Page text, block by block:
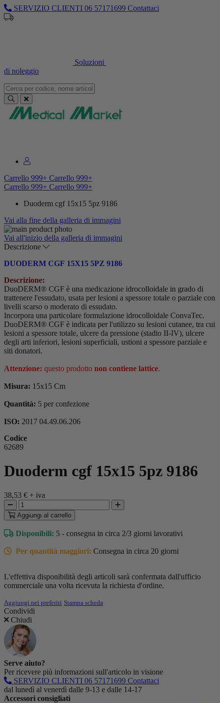
SERVIZIO CLIENTI 06 57171699 Contattaci
Soluzioni
di noleggio
Carrello 999+ Carrello 999+
Carrello 999+ Carrello 999+
Duoderm cgf 15x15 5pz 9186
Vai alla fine della galleria di immagini
Vai all'inizio della galleria di immagini
Descrizione
DUODERM CGF 15X15 5PZ 9186
Descrizione:
DuoDERM® CGF è una medicazione idrocolloidale in grado di
trattenere l'essudato, usata per lesioni a spessore totale o parziale con
livelli scarso o moderato di essudato.
Incorpora una particolare formulazione idrocolloidale ConvaTec.
DuoDERM® CGF è indicata per l'utilizzo su lesioni cutanee, tra cui
lesioni a spessore totale, ulcere da pressione (stadio II-IV), ulcere
degli arti inferiori, lesioni superficiali, ustioni a spessore parziale e
siti donatori.
Attenzione: questo prodotto non contiene lattice.
Misura: 15x15 Cm
Quantità: 5 per confezione
ISO: 2017 04.49.06.206
Codice
62689
Duoderm cgf 15x15 5pz 9186
38,53 € + iva
Aggiungi al carrello
Disponibili: 5 - consegna in circa 2/3 giorni lavorativi
Per quantità maggiori: Consegna in circa 20 giorni
L'effettiva disponibilità degli articoli sarà confermata dall'ufficio
commerciale una volta ricevuta la richiesta d'ordine.
Aggiungi nei preferiti Stampa scheda
Condividi
Chiudi
Serve aiuto?
Per ricevere più informazioni sull'articolo in visione
SERVIZIO CLIENTI 06 57171699 Contattaci
dal lunedì al venerdì dalle 9-13 e dalle 14-17
Accessori consigliati